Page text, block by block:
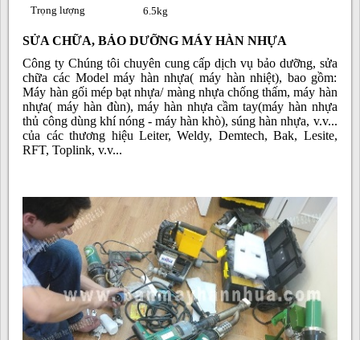
Trọng lượng
6.5kg
SỬA CHỮA, BẢO DƯỠNG MÁY HÀN NHỰA
Công ty Chúng tôi chuyên cung cấp dịch vụ bảo dưỡng, sửa
chữa các Model máy hàn nhựa( máy hàn nhiệt), bao gồm:
Máy hàn gối mép bạt nhựa/ màng nhựa chống thấm, máy hàn
nhựa( máy hàn đùn), máy hàn nhựa cầm tay(máy hàn nhựa
thủ công dùng khí nóng - máy hàn khò), súng hàn nhựa, v.v...
của các thương hiệu Leiter, Weldy, Demtech, Bak, Lesite,
RFT, Toplink, v.v...